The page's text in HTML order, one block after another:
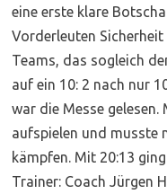
eine erste klare
Vorderleuten
Teams, das sogleich
auf ein 10: 2 nach nur
war die Messe
aufspielen und musste
kämpfen. Mit 20:13
Trainer: Coach Jürgen